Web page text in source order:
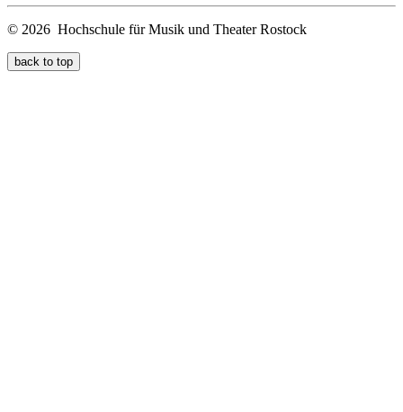
© 2026 Hochschule für Musik und Theater Rostock
back to top